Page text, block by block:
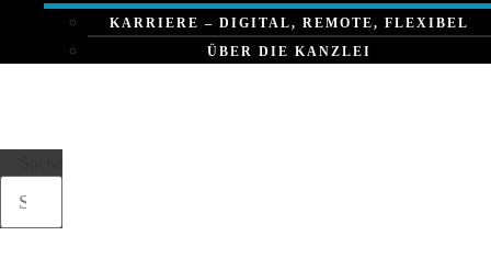
KARRIERE – DIGITAL, REMOTE, FLEXIBEL
ÜBER DIE KANZLEI